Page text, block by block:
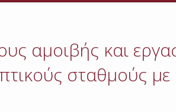
αμοιβής και
σταθμούς